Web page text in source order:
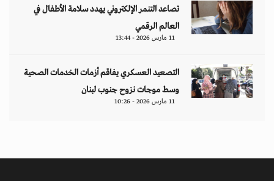
تصاعد التنمر الإلكتروني يهدد سلامة الأطفال في
العالم الرقمي
11 مارس 2026 - 13:44
التصعيد العسكري يفاقم أزمات الخدمات الصحية
وسط موجات نزوح جنوب لبنان
11 مارس 2026 - 10:26